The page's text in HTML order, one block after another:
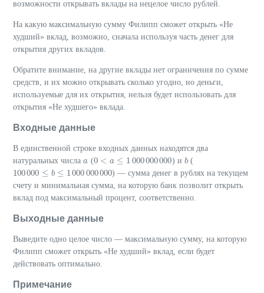
возможности открывать вклады на нецелое число рублей.
На какую максимальную сумму Филипп сможет открыть «Не
худший» вклад, возможно, сначала используя часть денег для
открытия других вкладов.
Обратите внимание, на другие вклады нет ограничения по сумме
средств, и их можно открывать сколько угодно, но деньги,
используемые для их открытия, нельзя будет использовать для
открытия «Не худшего» вклада.
Входные данные
В единственной строке входных данных находятся два
натуральных числа a
a (0 < a ≤ 1000000000
0<a≤1 000000000 ) и b
b(
100000 ≤ b ≤ 1000000000
100000≤ b≤ 1 000000000
) — сумма денег в рублях на текущем
счету и минимальная сумма, на которую банк позволит открыть
вклад под максимальный процент, соответственно.
Выходные данные
Выведите одно целое число — максимальную сумму, на которую
Филипп сможет открыть «Не худший» вклад, если будет
действовать оптимально.
Примечание